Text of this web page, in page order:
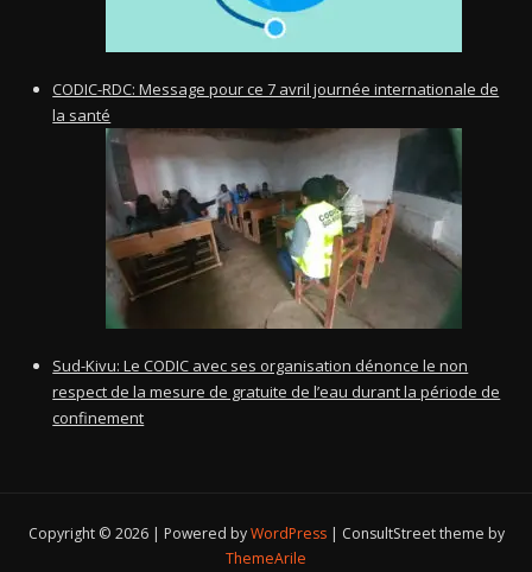
CODIC-RDC: Message pour ce 7 avril journée internationale de
la santé
Sud-Kivu: Le CODIC avec ses organisation dénonce le non
respect de la mesure de gratuite de l’eau durant la période de
confinement
Copyright © 2026 | Powered byWordPress | ConsultStreet theme by
ThemeArile